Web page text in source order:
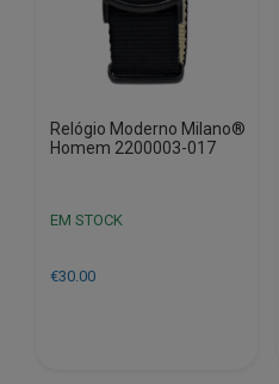
Relógio Moderno Milano®
Homem 2200003-017
EM STOCK
€30.00